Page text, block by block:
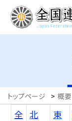
トップページ > 概要
全 北
東